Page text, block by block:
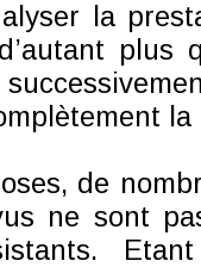
la
plus
la
de
ne sont